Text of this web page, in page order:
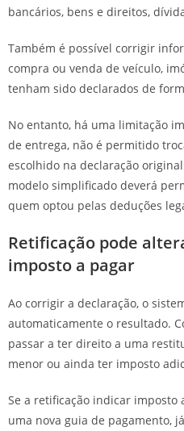
bancários, bens e direitos,
Também é possível corrigir
compra ou venda de veículo,
tenham sido declarados de
No entanto, há uma limitação
de entrega, não é permitido
escolhido na declaração
modelo simplificado deverá
quem optou pelas deduções
Retificação pode
imposto a pagar
Ao corrigir a declaração, o
automaticamente o resultado.
passar a ter direito a uma
menor ou ainda ter imposto
Se a retificação indicar imposto
uma nova guia de pagamento,